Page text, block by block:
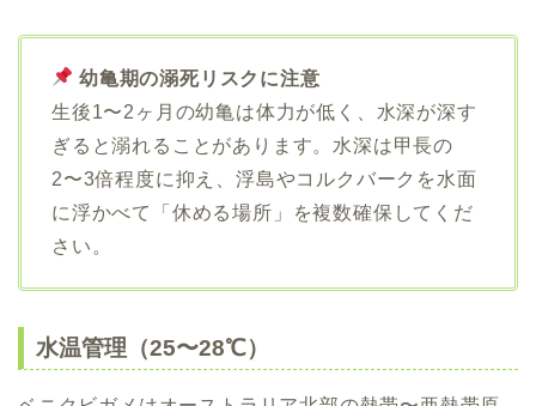
幼亀期の溺死リスクに注意
生後1〜2ヶ月の幼亀は体力が低く、水深が深す
ぎると溺れることがあります。水深は甲長の
2〜3倍程度に抑え、浮島やコルクバークを水面
に浮かべて「休める場所」を複数確保してくだ
さい。
水温管理（25〜28℃）